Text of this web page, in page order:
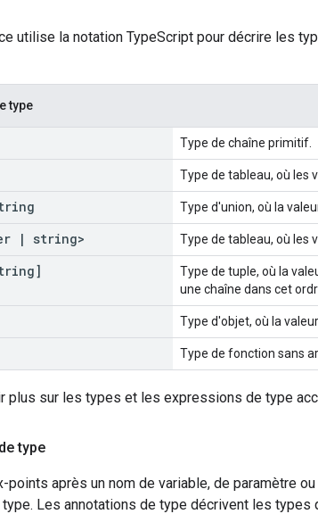
utilise la notation TypeScript pour décrire les
type
Type de chaîne primitif.
Type de tableau, où les
Type d'union, où la
| string> Type de tableau, où les
Type de tuple, où la
une chaîne dans cet
Type d'objet, où la
Type de fonction sans
plus sur les types et les expressions de type
type
points après un nom de variable, de paramètre
type. Les annotations de type décrivent les